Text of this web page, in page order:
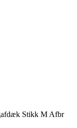
Stikk M Afbr